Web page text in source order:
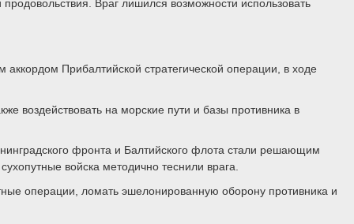
Враг лишился возможности использовать
Прибалтийской стратегической операции, в ходе
воздействовать на морские пути и базы противника в
фронта и Балтийского флота стали решающим
войска методично теснили врага.
операции, ломать эшелонированную оборону противника и